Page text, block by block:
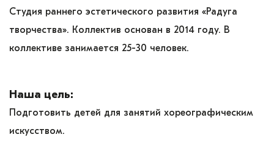
Студия раннего эстетического развития «Радуга
творчества». Коллектив основан в 2014 году. В
коллективе занимается 25-30 человек.
Наша цель:
Подготовить детей для занятий хореографическим
искусством.